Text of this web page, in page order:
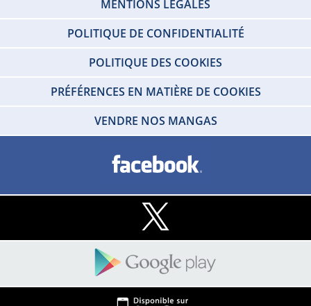
MENTIONS LEGALES
POLITIQUE DE CONFIDENTIALITÉ
POLITIQUE DES COOKIES
PRÉFÉRENCES EN MATIÈRE DE COOKIES
VENDRE NOS MANGAS